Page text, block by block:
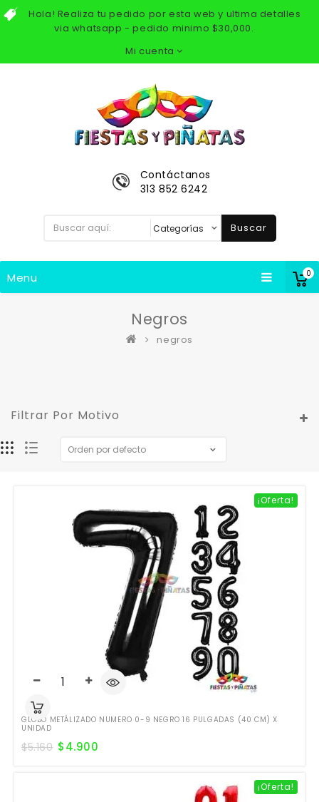
Hola! Realiza tu pedido por esta web y ultima detalles
via whatsapp - pedido minimo $30,000.
Mi cuenta
0
Contáctanos
313 852 6242
Buscar
Menu
Negros
negros
Filtrar Por Motivo
¡Oferta!
GLOBO METÁLIZADO NUMERO 0-9 NEGRO 16 PULGADAS (40 CM) X
UNIDAD
$5.160 $4.900
¡Oferta!